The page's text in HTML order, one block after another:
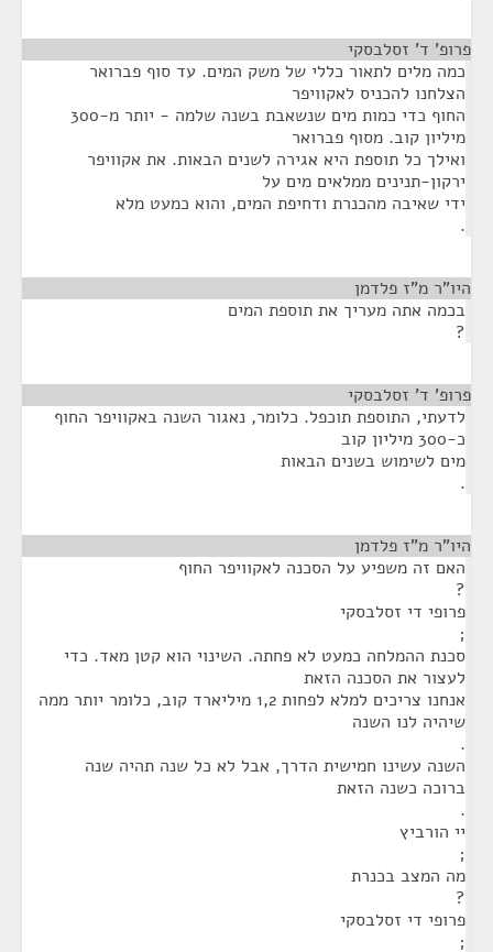
פרופ' ד' זסלבסקי
כמה מלים לתאור כללי של משק המים. עד סוף פברואר
הצלחנו להכניס לאקוויפר
החוף כדי כמות מים שנשאבת בשנה שלמה - יותר מ-300
מיליון קוב. מסוף פברואר
ואילך כל תוספת היא אגירה לשנים הבאות. את אקוויפר
ירקון-תנינים ממלאים מים על
ידי שאיבה מהכנרת ודחיפת המים, והוא כמעט מלא
.
היו"ר מ"ז פלדמן
בכמה אתה מעריך את תוספת המים
?
פרופ' ד' זסלבסקי
לדעתי, התוספת תוכפל. כלומר, נאגור השנה באקוויפר החוף
כ-300 מיליון קוב
מים לשימוש בשנים הבאות
.
היו"ר מ"ז פלדמן
האם זה משפיע על הסכנה לאקוויפר החוף
?
פרופי די זסלבסקי
;
סכנת ההמלחה כמעט לא פחתה. השינוי הוא קטן מאד. כדי
לעצור את הסכנה הזאת
אנחנו צריכים למלא לפחות 1,2 מיליארד קוב, כלומר יותר ממה
שיהיה לנו השנה
.
השנה עשינו חמישית הדרך, אבל לא כל שנה תהיה שנה
ברוכה כשנה הזאת
.
יי הורביץ
;
מה המצב בכנרת
?
פרופי די זסלבסקי
;